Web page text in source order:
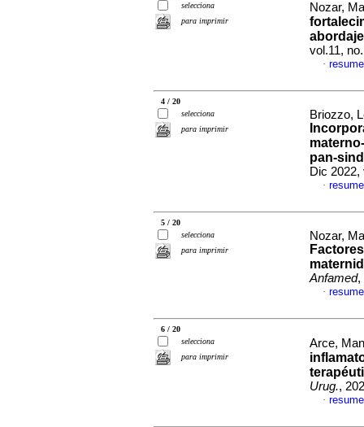
selecciona
para imprimir
Nozar,
vol.11,
·
4 / 20
selecciona
para imprimir
Briozzo,
pan-
Dic 2022,
·
5 / 20
selecciona
para imprimir
Nozar,
Anfamed,
·
6 / 20
selecciona
para imprimir
Arce,
Urug.,
·